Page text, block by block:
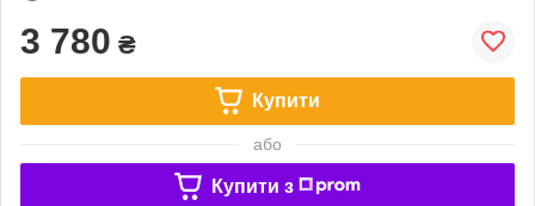
3 780 ₴
Купити
або
Купити з